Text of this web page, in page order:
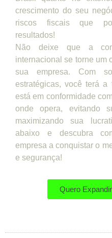
crescimento do seu
riscos fiscais que
resultados!
Não deixe que a
internacional se torne um
sua empresa. Com
estratégicas, você terá
está em conformidade
onde opera, evitando
maximizando sua
abaixo e descubra
empresa a conquistar o
e segurança!
Quero